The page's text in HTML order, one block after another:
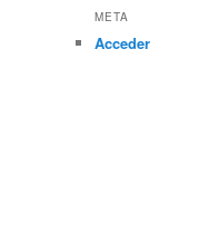
META
Acceder